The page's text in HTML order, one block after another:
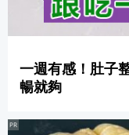
一週有感！肚子
暢就夠
PR